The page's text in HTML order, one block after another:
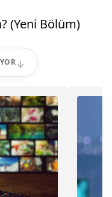
(Yeni Bölüm)